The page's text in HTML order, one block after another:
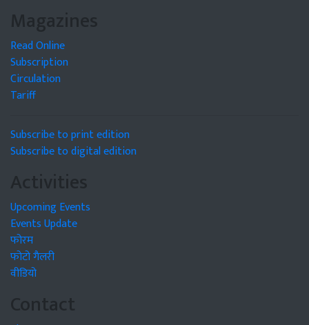
Magazines
Read Online
Subscription
Circulation
Tariff
Subscribe to print edition
Subscribe to digital edition
Activities
Upcoming Events
Events Update
फोरम
फोटो गैलरी
वीडियो
Contact